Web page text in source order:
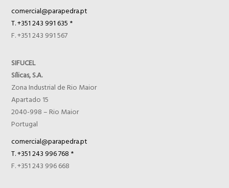
comercial@parapedra.pt
T. +351 243 991 635 *
F. +351 243 991 567
SIFUCEL
Sílicas, S.A.
Zona Industrial de Rio Maior
Apartado 15
2040-998 – Rio Maior
Portugal
comercial@parapedra.pt
T. +351 243 996 768 *
F. +351 243 996 668